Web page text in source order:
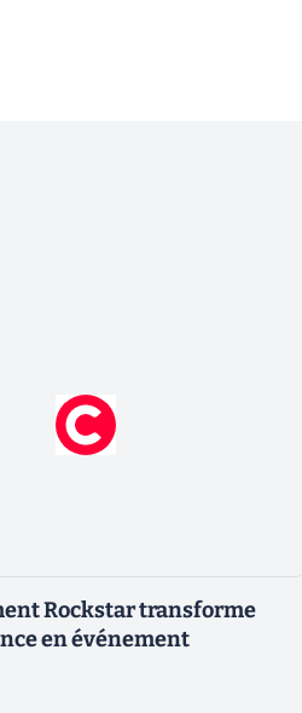
Rockstar transforme
en événement